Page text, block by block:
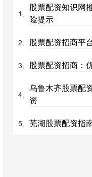
1、
股票配资知识网
险提示
2、 股票配资招商平
3、 股票配资招商：
4、
乌鲁木齐股票配
资
5、 芜湖股票配资指